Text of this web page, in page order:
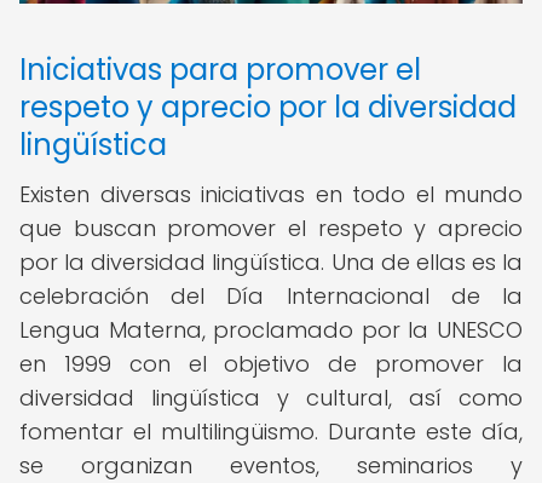
Iniciativas para promover el
respeto y aprecio por la diversidad
lingüística
Existen diversas iniciativas en todo el mundo
que buscan promover el respeto y aprecio
por la diversidad lingüística. Una de ellas es la
celebración del Día Internacional de la
Lengua Materna, proclamado por la UNESCO
en 1999 con el objetivo de promover la
diversidad lingüística y cultural, así como
fomentar el multilingüismo. Durante este día,
se organizan eventos, seminarios y